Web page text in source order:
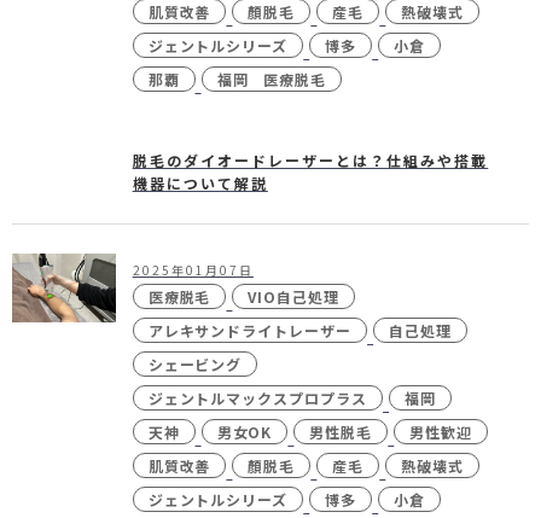
肌質改善
顏脱毛 産毛
熱破壊式
ジェントルシリーズ
博多
小倉
那覇
福岡 医療脱毛
脱毛のダイオードレーザーとは？仕組みや搭載
機器について解説
2025年01月07日
医療脱毛
VIO自己処理
アレキサンドライトレーザー
自己処理
シェービング
ジェントルマックスプロプラス
福岡
天神
男女OK 男性脱毛
男性歓迎
肌質改善
顏脱毛 産毛
熱破壊式
ジェントルシリーズ
博多
小倉